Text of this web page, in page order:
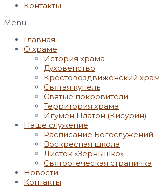
Контакты
Menu
Главная
О храме
История храма
Духовенство
Крестовоздвиженский храм
Святая купель
Святые покровители
Территория храма
Игумен Платон (Кисурин)
Наше служение
Расписание Богослужений
Воскресная школа
Листок «Зёрнышко»
Святоотеческая страничка
Новости
Контакты